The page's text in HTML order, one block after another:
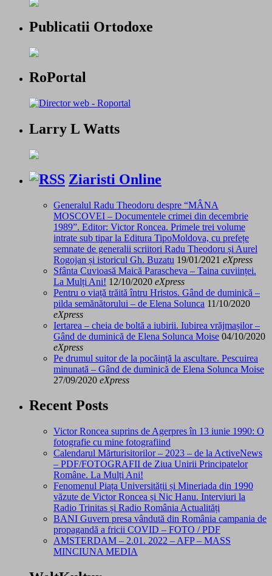
Publicatii Ortodoxe
RoPortal
Larry L Watts
Ziaristi Online
Generalul Radu Theodoru despre “MÂNA
MOSCOVEI – Documentele crimei din decembrie
1989”. Editor: Victor Roncea. Primele trei volume
intrate sub tipar la Editura TipoMoldova, cu prefețe
semnate de generalii scriitori Radu Theodoru și Aurel
Rogojan și istoricul Gh. Buzatu 19/01/2021 eXpress
Sfânta Cuvioasă Maică Parascheva – Taina cuviinței.
La Mulți Ani! 12/10/2020 eXpress
Pentru o viață trăită întru Hristos. Gând de duminică –
pilda semănătorului – de Elena Solunca 11/10/2020
eXpress
Iertarea – cheia de boltă a iubirii. Iubirea vrăjmașilor –
Gând de duminică de Elena Solunca Moise 04/10/2020
eXpress
Pe drumul suitor de la pocăință la ascultare. Pescuirea
minunată – Gând de duminică de Elena Solunca Moise
27/09/2020 eXpress
Recent Posts
Victor Roncea suprins de Agerpres în 13 iunie 1990: O
fotografie cu mine fotografiind
Calendarul Mărturisitorilor – 2023 – de la ActiveNews
– PDF/FOTOGRAFII de Ziua Unirii Principatelor
Române. La Mulți Ani!
Fenomenul Piața Universității și Mineriada din 1990
văzute de Victor Roncea și Nic Hanu. Interviuri la
Radio Trinitas și Radio România Actualități
BANI Guvern presa vândută din România campania de
propagandă a fricii COVID – FOTO / PDF
AMSTERDAM – 2.01. 2022 – AFP – MASS
MINCIUNA MEDIA